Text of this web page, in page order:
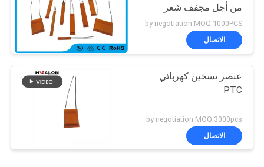
من أجل مجفف شعر
وتنعيم الشعر
by negotiation MOQ:1000PCS
الاتصال
عنصر تسخين كهربائي
PTC
by negotiation MOQ:3000pcs
الاتصال